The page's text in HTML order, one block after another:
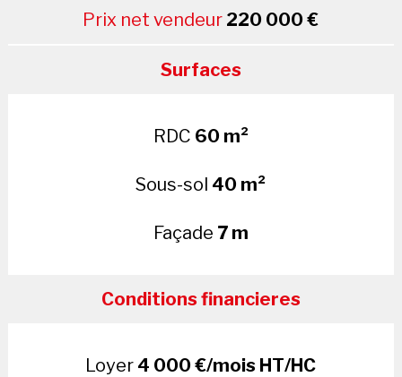
Prix net vendeur 220 000 €
Surfaces
RDC 60 m²
Sous-sol 40 m²
Façade 7 m
Conditions financieres
Loyer 4 000 €/mois HT/HC